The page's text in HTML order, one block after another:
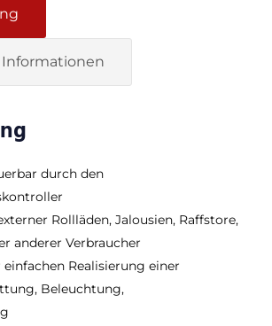
durch den
Rollläden, Jalousien, Raffstore,
anderer Verbraucher
Realisierung einer
Beleuchtung,